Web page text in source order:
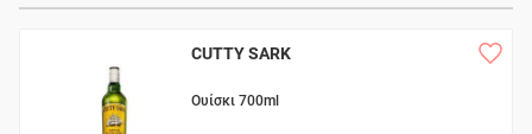
CUTTY SARK
Ουίσκι 700ml